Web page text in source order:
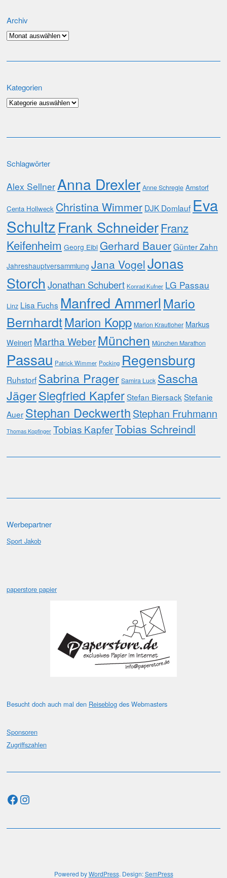
Archiv
Archiv
Kategorien
Kategorien
Schlagwörter
Alex Sellner Anna Drexler Anne Schregle Arnstorf
Centa Hollweck Christina Wimmer DJK Domlauf Eva
SchultzFrank SchneiderFranz
Keifenheim Georg Eibl Gerhard BauerGünter Zahn
Jahreshauptversammlung Jana VogelJonas
Storch Jonathan Schubert Konrad Kufner LG Passau
Linz Lisa Fuchs Manfred AmmerlMario
BernhardtMarion Kopp Marion Krautloher Markus
Weinert Martha WeberMünchen München Marathon
Passau Patrick Wimmer Pocking Regensburg
Ruhstorf Sabrina Prager Samira Luck Sascha
JägerSiegfried KapferStefan Biersack Stefanie
Auer Stephan Deckwerth Stephan Fruhmann
Thomas Kopfinger Tobias KapferTobias Schreindl
Werbepartner
Sport Jakob
paperstore papier
Besucht doch auch mal den Reiseblog des Webmasters
Sponsoren
Zugriffszahlen
Facebook
Powered byWordPress. Design:SemPress